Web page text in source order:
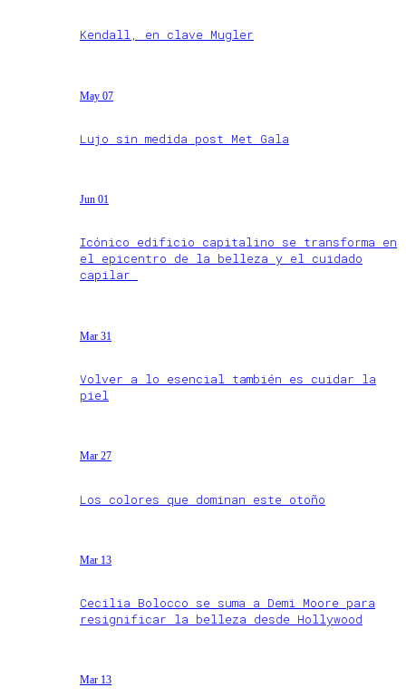
Kendall, en clave Mugler
May 07
Lujo sin medida post Met Gala
Jun 01
Icónico edificio capitalino se transforma en
el epicentro de la belleza y el cuidado
capilar
Mar 31
Volver a lo esencial también es cuidar la
piel
Mar 27
Los colores que dominan este otoño
Mar 13
Cecilia Bolocco se suma a Demi Moore para
resignificar la belleza desde Hollywood
Mar 13